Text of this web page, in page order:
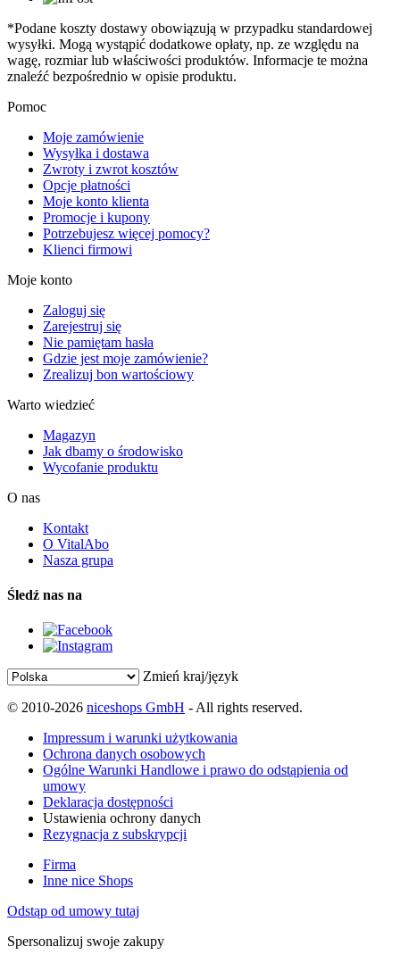
*Podane koszty dostawy obowiązują w przypadku standardowej
wysyłki. Mogą wystąpić dodatkowe opłaty, np. ze względu na
wagę, rozmiar lub właściwości produktów. Informacje te można
znaleźć bezpośrednio w opisie produktu.
Pomoc
Moje zamówienie
Wysyłka i dostawa
Zwroty i zwrot kosztów
Opcje płatności
Moje konto klienta
Promocje i kupony
Potrzebujesz więcej pomocy?
Klienci firmowi
Moje konto
Zaloguj się
Zarejestruj się
Nie pamiętam hasła
Gdzie jest moje zamówienie?
Zrealizuj bon wartościowy
Warto wiedzieć
Magazyn
Jak dbamy o środowisko
Wycofanie produktu
O nas
Kontakt
O VitalAbo
Nasza grupa
Śledź nas na
Zmień kraj/język
© 2010-2026 niceshops GmbH - All rights reserved.
Impressum i warunki użytkowania
Ochrona danych osobowych
Ogólne Warunki Handlowe i prawo do odstąpienia od
umowy
Deklaracja dostępności
Ustawienia ochrony danych
Rezygnacja z subskrypcji
Firma
Inne nice Shops
Odstąp od umowy tutaj
Spersonalizuj swoje zakupy